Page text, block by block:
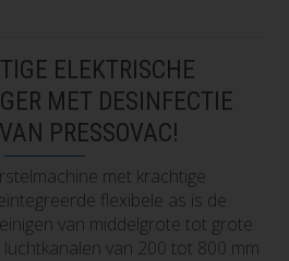
ELEKTRISCHE
MET DESINFECTIE
PRESSOVAC!
met krachtige
flexibele as is de
van middelgrote tot grote
van 200 tot 800 mm